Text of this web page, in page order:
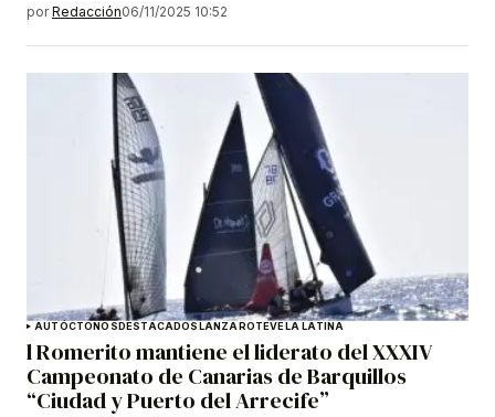
por Redacción06/11/2025 10:52
AUTÓCTONOSDESTACADOSLANZAROTEVELA LATINA
l Romerito mantiene el liderato del XXXIV
Campeonato de Canarias de Barquillos
“Ciudad y Puerto del Arrecife”